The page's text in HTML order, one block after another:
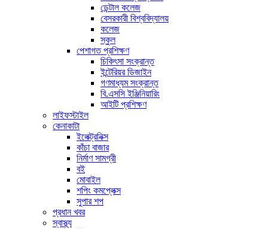
ডেন্টাল কলেজ
বেসরকারী বিশ্ববিদ্যালয়
কলেজ
স্কুল
পেশাগত প্রশিক্ষণ
চিকিৎসা সংক্রান্ত
ইন্টেরিয়র ডিজাইন
গণমাধ্যম সংক্রান্ত
বি.এসসি ইঞ্জিনিয়ারিং
আইটি প্রশিক্ষণ
লাইফস্টাইল
কেনাকাটা
ইলেক্ট্রনিক্স
কাঁচা বাজার
নির্মাণ সামগ্রী
বই
মোবাইল
শপিং কমপ্লেক্স
সুপার শপ
প্রধান খবর
স্বাস্থ্য